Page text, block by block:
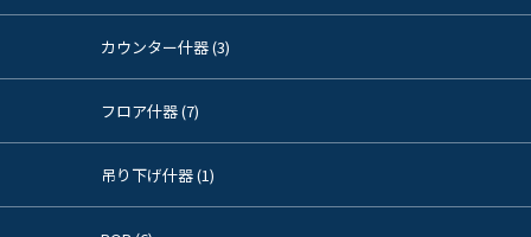
カウンター什器 (3)
フロア什器 (7)
吊り下げ什器 (1)